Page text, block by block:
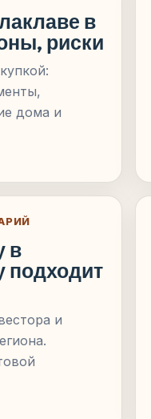
в
риски
дома и
в
подходит
и